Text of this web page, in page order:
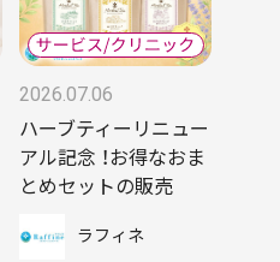
2026.07.06
ハーブティーリニュー
アル記念 ！お得なおま
とめセットの販売
ラフィネ